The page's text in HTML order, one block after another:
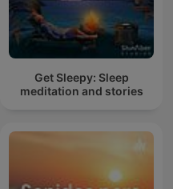
Get Sleepy: Sleep
meditation and stories